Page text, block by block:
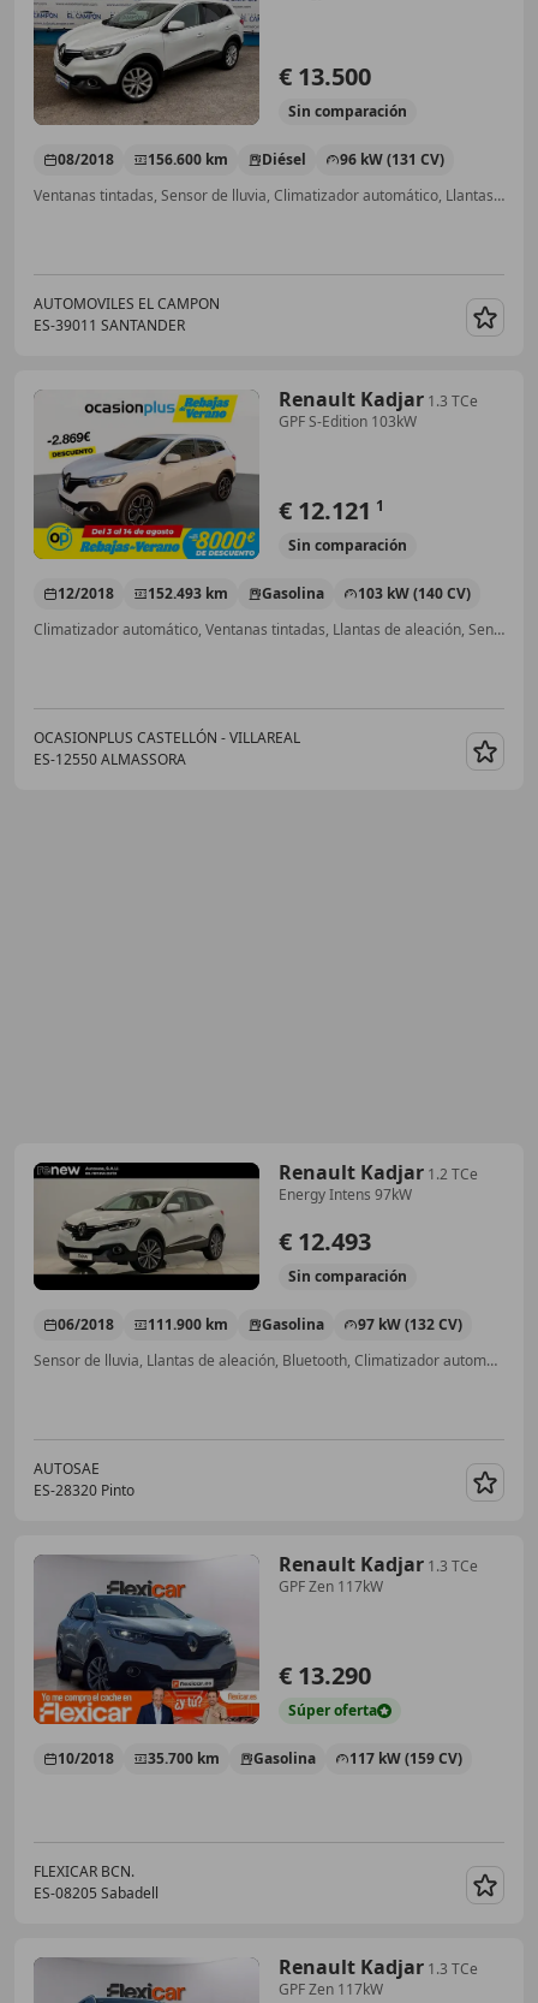
€ 13.500
Sin comparación
08/2018 156.600 km Diésel
96 kW (131 CV)
Ventanas tintadas, Sensor de lluvia, Climatizador automático, Llantas de aleación, Elevalunas eléctrico, ABS, Airbags laterales, Manos libres
AUTOMOVILES EL CAMPON
ES-39011 SANTANDER
Renault Kadjar 1.3 TCe
GPF S-Edition 103kW
€ 12.121 1
Sin comparación
12/2018 152.493 km Gasolina
103 kW (140 CV)
Climatizador automático, Ventanas tintadas, Llantas de aleación, Sensor de lluvia, Bluetooth, Airbag del conductor, Faros antiniebla, Airbags laterales
OCASIONPLUS CASTELLÓN - VILLAREAL
ES-12550 ALMASSORA
Renault Kadjar 1.2 TCe
Energy Intens 97kW
€ 12.493
Sin comparación
06/2018 111.900 km Gasolina
97 kW (132 CV)
Sensor de lluvia, Llantas de aleación, Bluetooth, Climatizador automático, USB, Airbag del conductor, Elevalunas eléctrico, Airbags laterales
AUTOSAE
ES-28320 Pinto
Renault Kadjar 1.3 TCe
GPF Zen 117kW
€ 13.290
Súperoferta
10/2018 35.700 km Gasolina 117 kW (159 CV)
FLEXICAR BCN.
ES-08205 Sabadell
Renault Kadjar 1.3 TCe
GPF Zen 117kW